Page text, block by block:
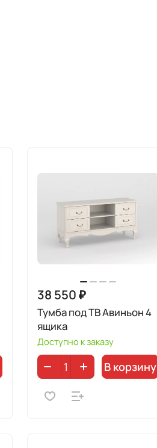
38 550 ₽
Тумба под ТВ Авиньон 4
ящика
Доступно к заказу
В корзину